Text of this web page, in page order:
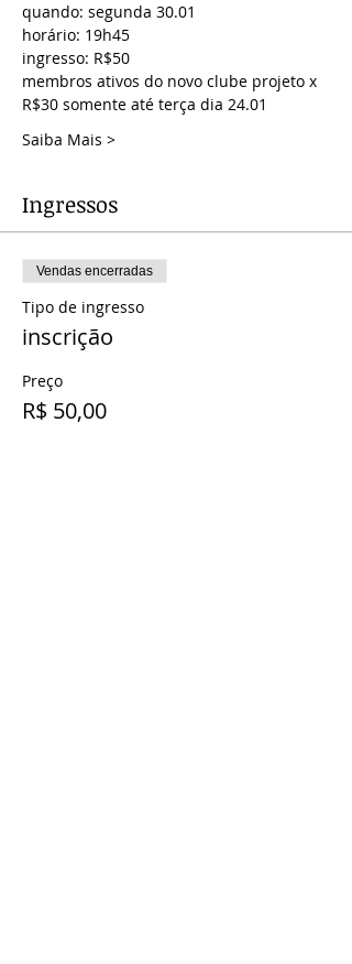
quando: segunda 30.01
horário: 19h45
ingresso: R$50
membros ativos do novo clube projeto x
R$30 somente até terça dia 24.01
Saiba Mais >
Ingressos
Vendas encerradas
Tipo de ingresso
inscrição
Preço
R$ 50,00